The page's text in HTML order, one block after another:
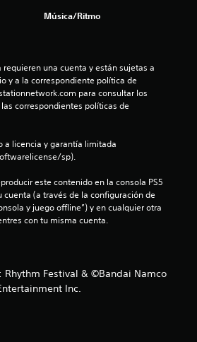
Música/Ritmo
requieren una cuenta y están sujetas a
y a la correspondiente política de
para consultar los
correspondientes políticas de
a licencia y garantía limitada
sp).
este contenido en la consola PS5
cuenta (a través de la configuración de
y juego offline”) y en cualquier otra
con tu misma cuenta.
Festival & ©Bandai Namco
Inc.